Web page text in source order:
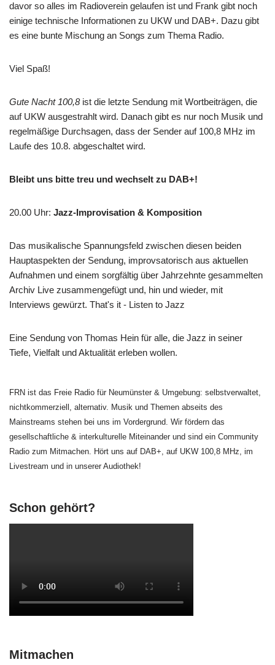
davor so alles im Radioverein gelaufen ist und Frank gibt noch
einige technische Informationen zu UKW und DAB+. Dazu gibt
es eine bunte Mischung an Songs zum Thema Radio.
Viel Spaß!
Gute Nacht 100,8ist die letzte Sendung mit Wortbeiträgen, die
auf UKW ausgestrahlt wird. Danach gibt es nur noch Musik und
regelmäßige Durchsagen, dass der Sender auf 100,8 MHz im
Laufe des 10.8. abgeschaltet wird.
Bleibt uns bitte treu und wechselt zu DAB+!
20.00 Uhr: Jazz-Improvisation & Komposition
Das musikalische Spannungsfeld zwischen diesen beiden
Hauptaspekten der Sendung, improvsatorisch aus aktuellen
Aufnahmen und einem sorgfältig über Jahrzehnte gesammelten
Archiv Live zusammengefügt und, hin und wieder, mit
Interviews gewürzt. That's it - Listen to Jazz
Eine Sendung von Thomas Hein für alle, die Jazz in seiner
Tiefe, Vielfalt und Aktualität erleben wollen.
FRN ist das Freie Radio für Neumünster & Umgebung: selbstverwaltet,
nichtkommerziell, alternativ. Musik und Themen abseits des
Mainstreams stehen bei uns im Vordergrund. Wir fördern das
gesellschaftliche & interkulturelle Miteinander und sind ein Community
Radio zum Mitmachen. Hört uns auf DAB+, auf UKW 100,8 MHz, im
Livestream und in unserer Audiothek!
Schon gehört?
Mitmachen